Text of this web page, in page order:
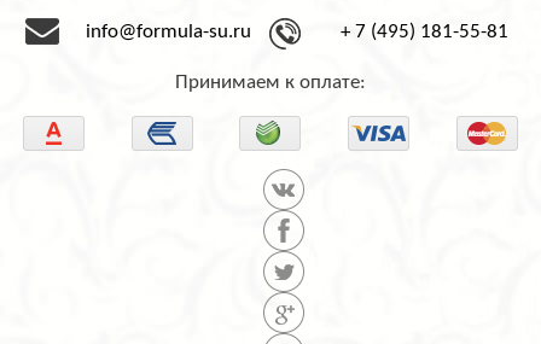
info@formula-su.ru + 7 (495) 181-55-81
Принимаем к оплате: